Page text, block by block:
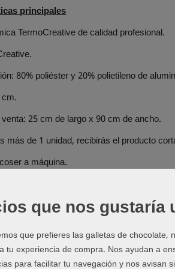
principales
TermoCreative de calidad profesional.
80% poliéster y 20% polietileno de
25 cm de largo x 90 cm de ancho.
más de 1 unidad, recibirás el producto
a máquina.
en secadora.
que nos gustaría
que prefieres las galletas de chocolate,
tu experiencia de compra. Nos ayudan a
para facilitar tu navegación y nos avisan